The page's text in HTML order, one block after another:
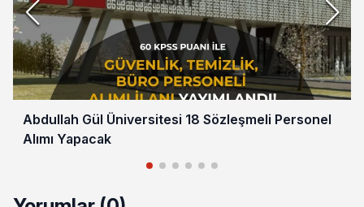
Abdullah Gül Üniversitesi 18 Sözleşmeli Personel
Alımı Yapacak